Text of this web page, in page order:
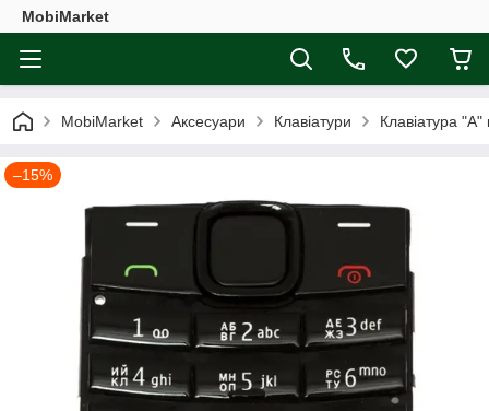
MobiMarket
MobiMarket Аксесуари Клавіатури Клавіатура "A"
–15%